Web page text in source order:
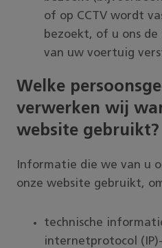
of op CCTV wordt
bezoekt, of u ons
van uw voertuig
Welke
verwerken wij
website gebruikt?
Informatie die we van u
onze website gebruikt,
technische
internetprotocol